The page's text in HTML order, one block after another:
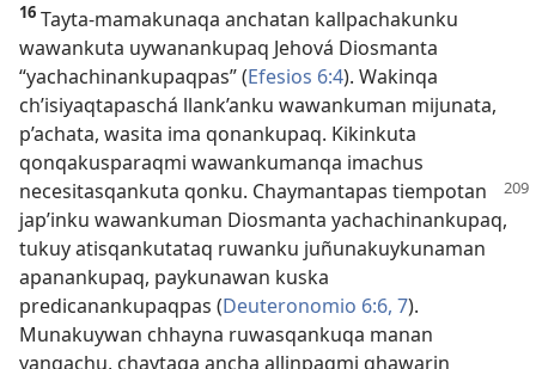
16 Tayta-mamakunaqa anchatan kallpachakunku
wawankuta uywanankupaq Jehová Diosmanta
“yachachinankupaqpas” (Efesios 6:4). Wakinqa
ch’isiyaqtapaschá llank’anku wawankuman mijunata,
p’achata, wasita ima qonankupaq. Kikinkuta
qonqakusparaqmi wawankumanqa imachus
necesitasqankuta qonku. Chaymantapas tiempotan
jap’inku wawankuman Diosmanta yachachinankupaq,
tukuy atisqankutataq ruwanku juñunakuykunaman
apanankupaq, paykunawan kuska
predicanankupaqpas (Deuteronomio 6:6, 7).
Munakuywan chhayna ruwasqankuqa manan
yanqachu, chaytaqa ancha allinpaqmi qhawarin